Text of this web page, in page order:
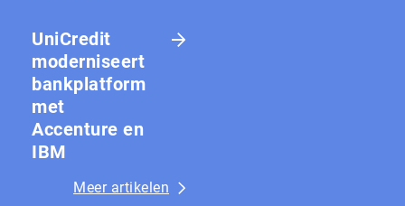
UniCredit
moderniseert
bankplatform
met
Accenture en
IBM
Meer artikelen